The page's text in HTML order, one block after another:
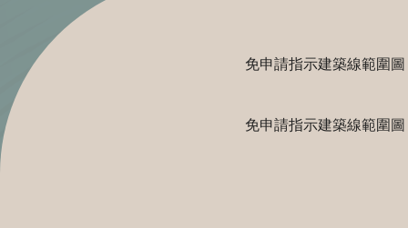
免申請指示建築線範圍圖
免申請指示建築線範圍圖